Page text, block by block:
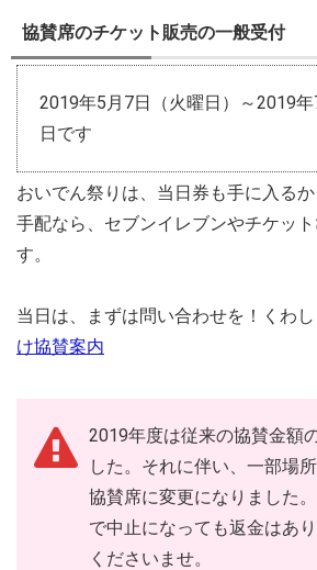
協賛席のチケット販売の一般受付
2019年5月7日（火曜日）～2019
日です
おいでん祭りは、当日券も手に入る
手配なら、セブンイレブンやチケッ
す。
当日は、まずは問い合わせを！くわ
け協賛案内
2019年度は従来の協賛金額
した。それに伴い、一部場
協賛席に変更になりました
で中止になっても返金はあ
くださいませ。